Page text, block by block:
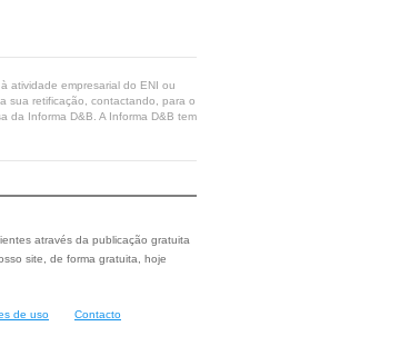
atividade empresarial do ENI ou
sua retificação, contactando, para o
da Informa D&B. A Informa D&B tem
através da publicação gratuita
site, de forma gratuita, hoje
de uso Contacto